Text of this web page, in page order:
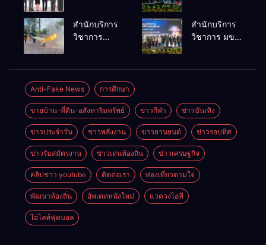
ธุรกิจท่อง
เที่ยว-บริการ
Thailand
2026 เชื่อม 4
งานใหญ่
สร้างโอกาส
ธุรกิจครบ
วงจร ด้วยครับ
คือโอกาสใหม่
ของคนพิการ
เศรษฐกิจ
สำนักบริการ
วิชาการ
เพลิงขั้นต้น”
ยกระดับ
ศักยภาพเจ้า
หน้าที่ท้องถิ่น
รับมืออัคคีภัย
ตามมาตรฐาน
สากล
สำนักบริการ
วิชาการ มข.
เวทีระดับชาติ
NCPD 2026
เปลี่ยน “ผ้า
เหลือ” สู่ราย
ได้ที่ยั่งยืน
Anti-Fake News การศึกษา
ขายบ้าน-ที่ดิน-อสังหาริมทรัพย์ ข่าวกีฬา ข่าวบันเทิง
ข่าวประจำวัน ข่าวพลังงาน ข่าวยานยนต์ ข่าวรอบทิศ
ข่าวรับสมัตรงาน ข่าวเด่นท้องถิ่น ข่าวเศรษฐกิจ
คลิปข่าว youtube ติดต่อเรา ท่องเที่ยวตามใจ
พัฒนาท้องถิ่น อัพเดทหนังใหม่ แวดวงไอที
ไฮไลท์ฟุตบอล